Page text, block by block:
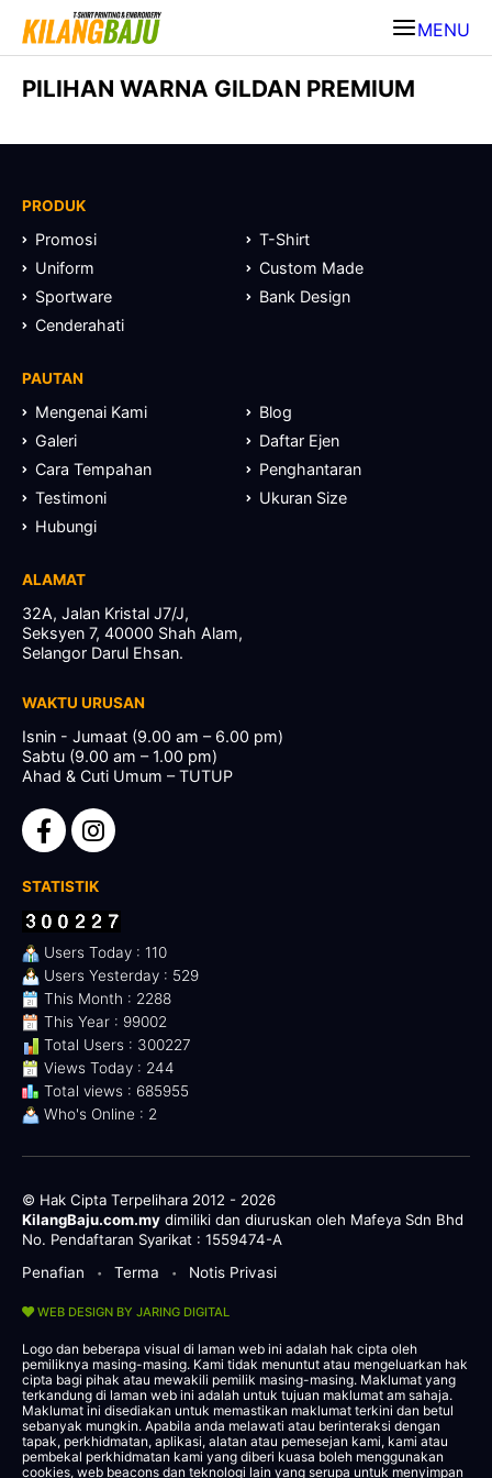
MENU
PILIHAN WARNA GILDAN PREMIUM
PRODUK
Promosi
T-Shirt
Uniform
Custom Made
Sportware
Bank Design
Cenderahati
PAUTAN
Mengenai Kami
Blog
Galeri
Daftar Ejen
Cara Tempahan
Penghantaran
Testimoni
Ukuran Size
Hubungi
ALAMAT
32A, Jalan Kristal J7/J,
Seksyen 7, 40000 Shah Alam,
Selangor Darul Ehsan.
WAKTU URUSAN
Isnin - Jumaat (9.00 am – 6.00 pm)
Sabtu (9.00 am – 1.00 pm)
Ahad & Cuti Umum – TUTUP
STATISTIK
Users Today : 110
Users Yesterday : 529
This Month : 2288
This Year : 99002
Total Users : 300227
Views Today : 244
Total views : 685955
Who's Online : 2
© Hak Cipta Terpelihara 2012 - 2026
KilangBaju.com.my dimiliki dan diuruskan oleh Mafeya Sdn Bhd
No. Pendaftaran Syarikat : 1559474-A
Penafian
• Terma • Notis Privasi
WEB DESIGN BY JARING DIGITAL
Logo dan beberapa visual di laman web ini adalah hak cipta oleh
pemiliknya masing-masing. Kami tidak menuntut atau mengeluarkan hak
cipta bagi pihak atau mewakili pemilik masing-masing. Maklumat yang
terkandung di laman web ini adalah untuk tujuan maklumat am sahaja.
Maklumat ini disediakan untuk memastikan maklumat terkini dan betul
sebanyak mungkin. Apabila anda melawati atau berinteraksi dengan
tapak, perkhidmatan, aplikasi, alatan atau pemesejan kami, kami atau
pembekal perkhidmatan kami yang diberi kuasa boleh menggunakan
cookies, web beacons dan teknologi lain yang serupa untuk menyimpan